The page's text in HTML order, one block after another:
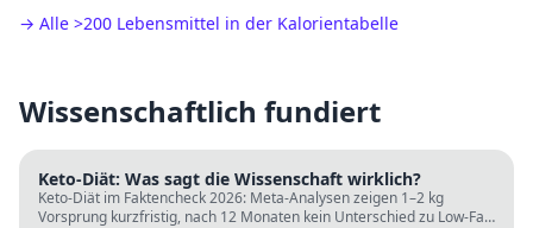
→ Alle >200 Lebensmittel in der Kalorientabelle
Wissenschaftlich fundiert
Keto-Diät: Was sagt die Wissenschaft wirklich?
Keto-Diät im Faktencheck 2026: Meta-Analysen zeigen 1–2 kg
Vorsprung kurzfristig, nach 12 Monaten kein Unterschied zu Low-Fat.